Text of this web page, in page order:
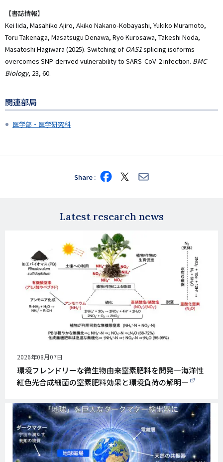
【書誌情報】
Kei Iida, Masahiko Ajiro, Akiko Nakano-Kobayashi, Yukiko Muramoto,
Toru Takenaga, Masatsugu Denawa, Ryo Kurosawa, Takeshi Noda,
Masatoshi Hagiwara (2025). Switching of OAS1splicing isoforms
overcomes SNP-derived vulnerability to SARS-CoV-2 infection. BMC
Biology, 23, 60.
関連部局
医学部・医学研究科
Share Share
on
Share
on
Share
via
Latest research news
公
開
日
2026年08月07日
環境フレンドリーな微生物由来窒素肥料を開発―海洋性
紅色光合成細菌の窒素肥料効果と環境負荷の解明―